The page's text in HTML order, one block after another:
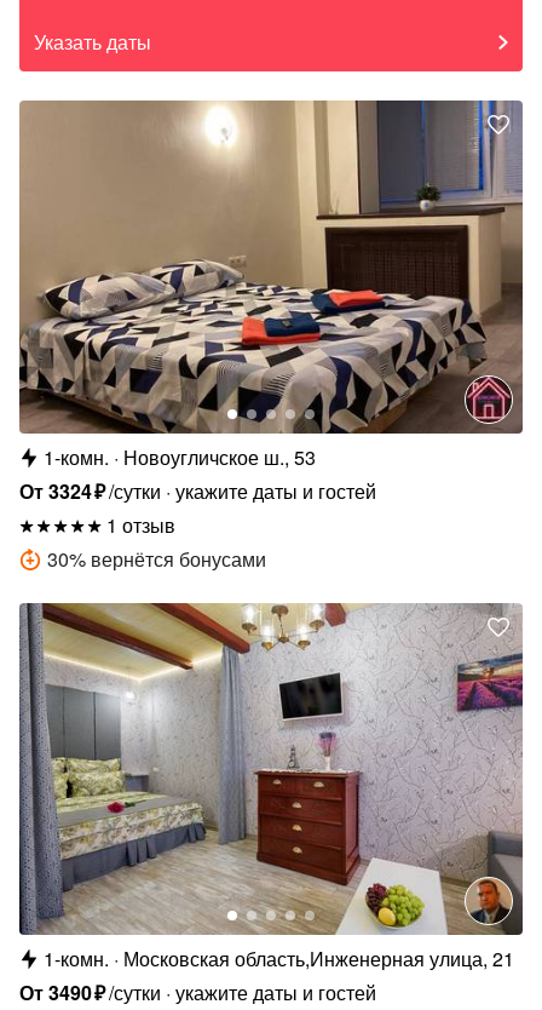
Указать даты
1-комн.
Новоугличское ш., 53
От3324₽/сутки укажите даты и гостей
1 отзыв
30% вернётся бонусами
1-комн.
Московская область,Инженерная улица, 21
От3490₽/сутки укажите даты и гостей